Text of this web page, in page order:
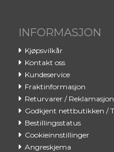
INFORMASJON
Kjøpsvilkår
Kontakt oss
Kundeservice
Fraktinformasjon
Returvarer /
Godkjent nettbutikken /
Bestillingsstatus
Cookieinnstillinger
Angreskjema
Din
Gypsy
Meld deg på
Byredo